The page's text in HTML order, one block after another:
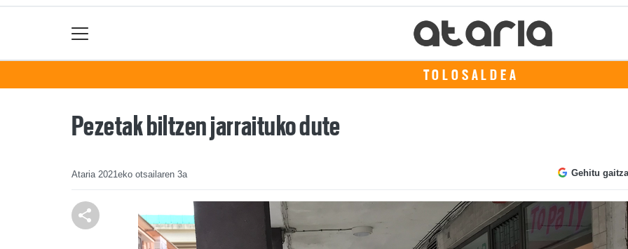
TOLOSALDEA
Pezetak biltzen jarraituko dute
Ataria 2021eko otsailaren 3a Gehitu